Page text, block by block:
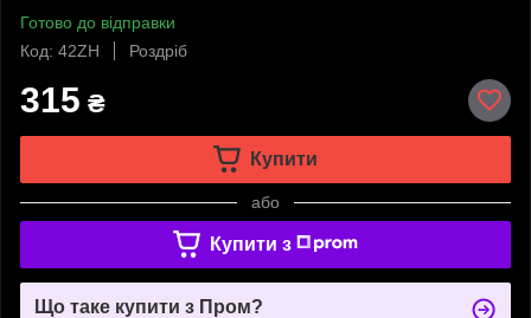
Готово до відправки
Код: 42ZH
Роздріб
315 ₴
Купити
або
Купити з
Що таке купити з Пром?